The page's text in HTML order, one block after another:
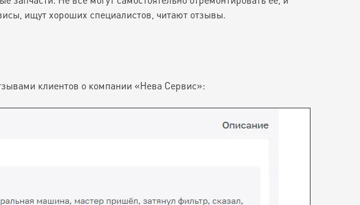
ищут хороших специалистов, читают отзывы.
клиентов о компании «Нева Сервис»: